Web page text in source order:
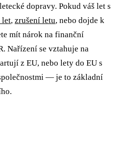
dopravy. Pokud váš let s
let, zrušení letu, nebo dojde k
mít nárok na finanční
Nařízení se vztahuje na
z EU, nebo lety do EU s
— je to základní